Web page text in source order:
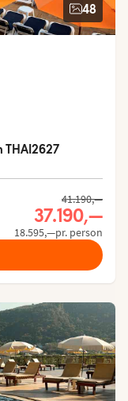
48
4.458/53.9 of 5
THAI2627
41.190,—
37.190,—
18.595,—pr. person